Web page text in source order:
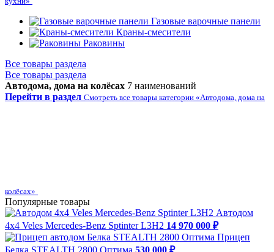
Газовые варочные панели
Краны-смесители
Раковины
Все товары раздела
Все товары раздела
Автодома, дома на колёсах 7 наименований
Перейти в раздел Смотреть все товары категории «Автодома, дома на
колёсах»
Популярные товары
Автодом
4х4 Veles Mercedes-Benz Sptinter L3H2 14 970 000 ₽
Прицеп
Белка STEALTH 2800 Оптима 530 000 ₽